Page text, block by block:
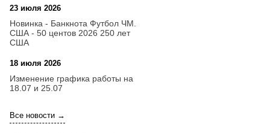
23 июля 2026
Новинка - Банкнота Футбол ЧМ.
США - 50 центов 2026 250 лет
США
18 июля 2026
Изменение графика работы на
18.07 и 25.07
Все новости →